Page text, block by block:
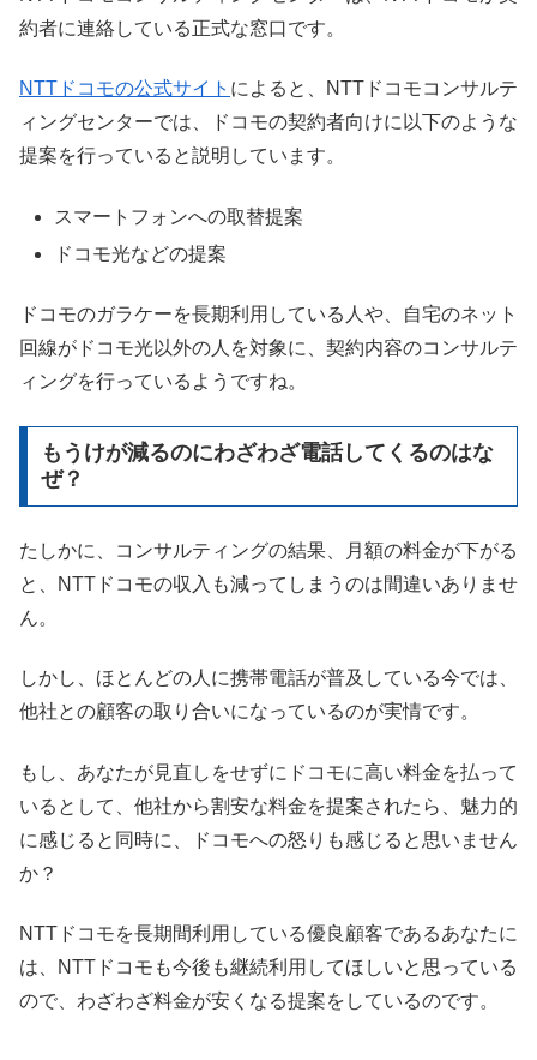
約者に連絡している正式な窓口です。
NTTドコモの公式サイト によると、NTTドコモコンサルテ
ィングセンターでは、ドコモの契約者向けに以下のような
提案を行っていると説明しています。
スマートフォンへの取替提案
ドコモ光などの提案
ドコモのガラケーを長期利用している人や、自宅のネット
回線がドコモ光以外の人を対象に、契約内容のコンサルテ
ィングを行っているようですね。
もうけが減るのにわざわざ電話してくるのはな
ぜ？
たしかに、コンサルティングの結果、月額の料金が下がる
と、NTTドコモの収入も減ってしまうのは間違いありませ
ん。
しかし、ほとんどの人に携帯電話が普及している今では、
他社との顧客の取り合いになっているのが実情です。
もし、あなたが見直しをせずにドコモに高い料金を払って
いるとして、他社から割安な料金を提案されたら、魅力的
に感じると同時に、ドコモへの怒りも感じると思いません
か？
NTTドコモを長期間利用している優良顧客であるあなたに
は、NTTドコモも今後も継続利用してほしいと思っている
ので、わざわざ料金が安くなる提案をしているのです。